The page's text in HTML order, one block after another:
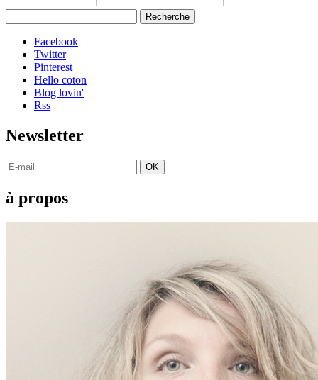
Facebook
Twitter
Pinterest
Hello coton
Blog lovin'
Rss
Newsletter
OK
à propos